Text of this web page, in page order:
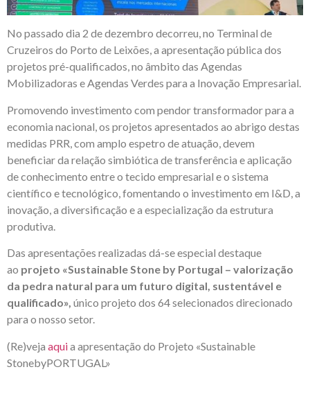
No passado dia 2 de dezembro decorreu, no Terminal de
Cruzeiros do Porto de Leixões, a apresentação pública dos
projetos pré-qualificados, no âmbito das Agendas
Mobilizadoras e Agendas Verdes para a Inovação Empresarial.
Promovendo investimento com pendor transformador para a
economia nacional, os projetos apresentados ao abrigo destas
medidas PRR, com amplo espetro de atuação, devem
beneficiar da relação simbiótica de transferência e aplicação
de conhecimento entre o tecido empresarial e o sistema
científico e tecnológico, fomentando o investimento em I&D, a
inovação, a diversificação e a especialização da estrutura
produtiva.
Das apresentações realizadas dá-se especial destaque
ao projeto «Sustainable Stone by Portugal – valorização
da pedra natural para um futuro digital, sustentável e
qualificado», único projeto dos 64 selecionados direcionado
para o nosso setor.
(Re)veja aquia apresentação do Projeto «Sustainable
StonebyPORTUGAL»